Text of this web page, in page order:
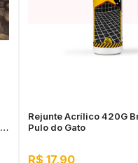
Rejunte Acrílico 420G
Pulo do Gato
R$ 17,90